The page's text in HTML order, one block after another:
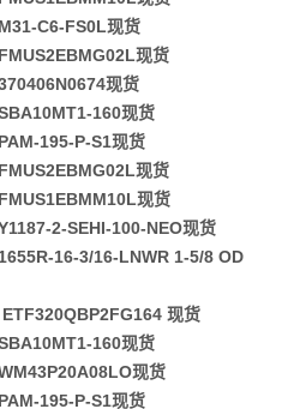
C6-FS0L现货
现货
现货
160现货
195-P-S1现货
现货
现货
2-SEHI-100-NEO现货
16-3/16-LNWR 1-5/8 OD
现货
160现货
现货
195-P-S1现货